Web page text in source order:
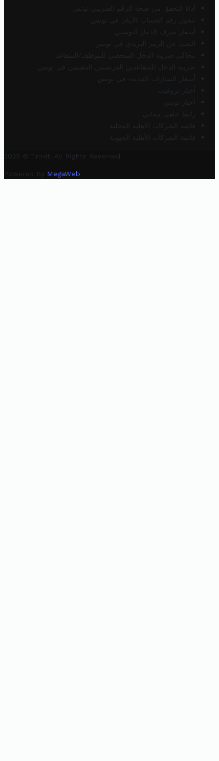
أداة التحقق من صحة الرقم الضريبي تونس
محول رقم الحساب الآيبان في تونس
أسعار صرف الدينار التونسي
البحث عن الرمز البريدي في تونس
محاكي ضريبة الدخل الشخصي للموظف/المتقاعد
ضريبة الدخل للمتقاعدين الفرنسيين المقيمين في تونس
أسعار السيارات الجديدة في تونس
أخبار تروفيت
أخبار تونس
رابط خلفي مجاني
قائمة الشركات الأهلية المحلية
قائمة الشركات الأهلية الجهوية
2025 © Trovit. All Rights Reserved.
Powered By MegaWeb